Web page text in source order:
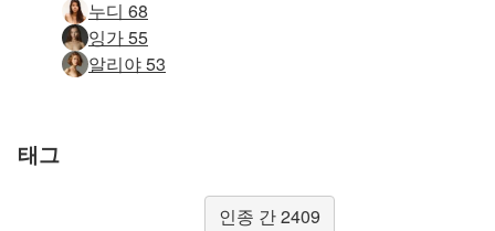
누디 68
잉가 55
알리야 53
태그
인종 간 2409